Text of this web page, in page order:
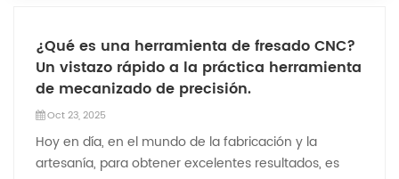
¿Qué es una herramienta de fresado CNC?
Un vistazo rápido a la práctica herramienta
de mecanizado de precisión.
Oct 23, 2025
Hoy en día, en el mundo de la fabricación y la
artesanía, para obtener excelentes resultados, es